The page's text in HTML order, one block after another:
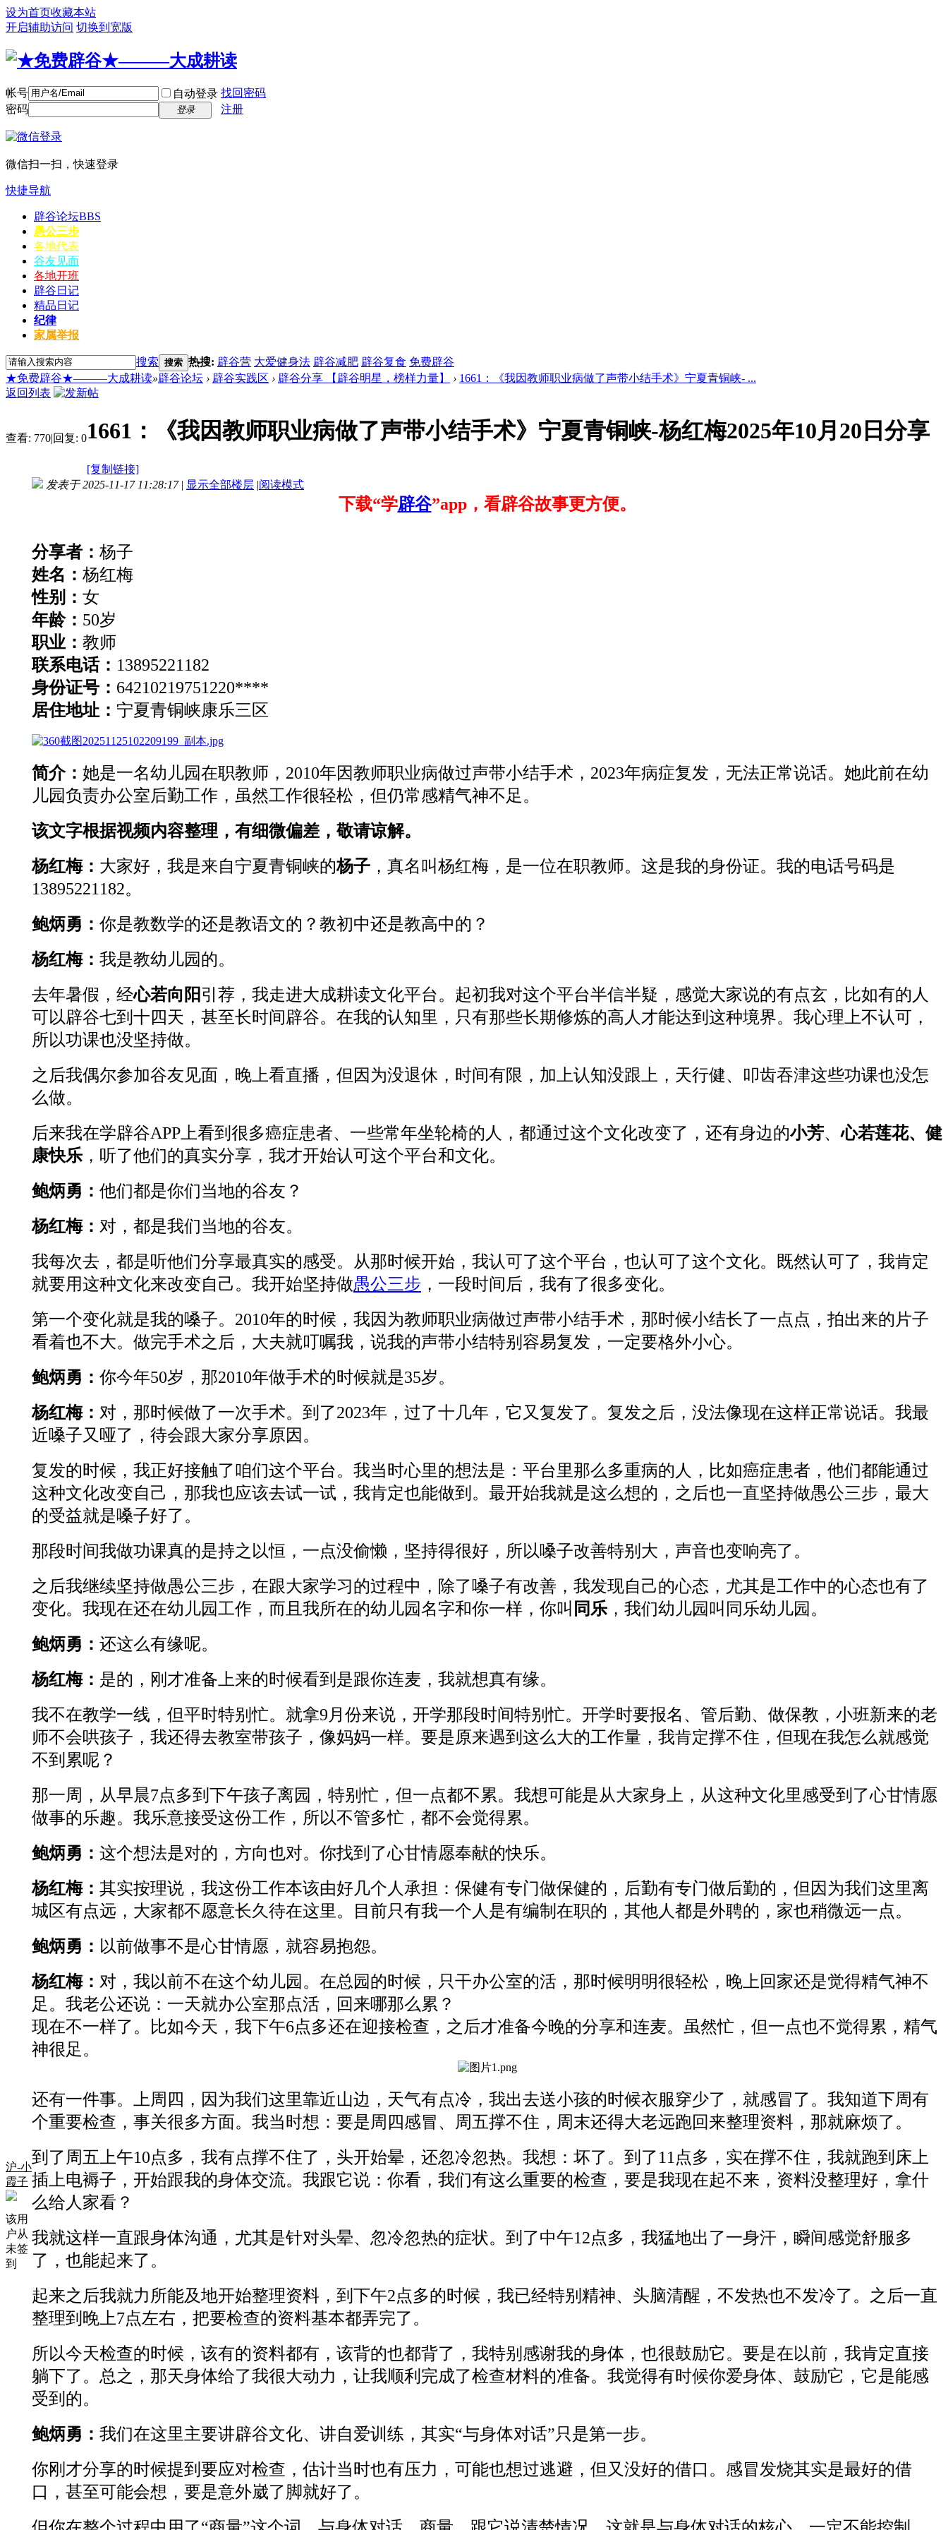
设为首页收藏本站
开启辅助访问 切换到宽版
帐号 自动登录 找回密码
密码
登录 注册
微信扫一扫，快速登录
快捷导航
辟谷论坛BBS
愚公三步
各地代表
谷友见面
各地开班
辟谷日记
精品日记
纪律
家属举报
搜索 搜索 热搜: 辟谷营 大爱健身法 辟谷减肥 辟谷复食 免费辟谷
★免费辟谷★———大成耕读»辟谷论坛 › 辟谷实践区 › 辟谷分享 【辟谷明星，榜样力量】 › 1661：《我因教师职业病做了声带小结手术》宁夏青铜峡- ...
返回列表
查看: 770|回复: 01661：《我因教师职业病做了声带小结手术》宁夏青铜峡-杨红梅2025年10月20日分享
[复制链接]
沪-小
霞子
该用
户从
未签
到
发表于 2025-11-17 11:28:17 | 显示全部楼层 |阅读模式
下载“学辟谷”app，看辟谷故事更方便。
分享者： 杨子
姓名： 杨红梅
性别： 女
年龄： 50岁
职业： 教师
联系电话： 13895221182
身份证号： 64210219751220****
居住地址： 宁夏青铜峡康乐三区
简介： 她是一名幼儿园在职教师，2010年因教师职业病做过声带小结手术，2023年病症复发，无法正常说话。她此前在幼
儿园负责办公室后勤工作，虽然工作很轻松，但仍常感精气神不足。
该文字根据视频内容整理，有细微偏差，敬请谅解。
杨红梅： 大家好，我是来自宁夏青铜峡的杨子 ，真名叫杨红梅，是一位在职教师。这是我的身份证。我的电话号码是
13895221182。
鲍炳勇： 你是教数学的还是教语文的？教初中还是教高中的？
杨红梅： 我是教幼儿园的。
去年暑假，经心若向阳 引荐，我走进大成耕读文化平台。起初我对这个平台半信半疑，感觉大家说的有点玄，比如有的人
可以辟谷七到十四天，甚至长时间辟谷。在我的认知里，只有那些长期修炼的高人才能达到这种境界。我心理上不认可，
所以功课也没坚持做。
之后我偶尔参加谷友见面，晚上看直播，但因为没退休，时间有限，加上认知没跟上，天行健、叩齿吞津这些功课也没怎
么做。
后来我在学辟谷APP上看到很多癌症患者、一些常年坐轮椅的人，都通过这个文化改变了，还有身边的小芳、心若莲花、健
康快乐 ，听了他们的真实分享，我才开始认可这个平台和文化。
鲍炳勇： 他们都是你们当地的谷友？
杨红梅： 对，都是我们当地的谷友。
我每次去，都是听他们分享最真实的感受。从那时候开始，我认可了这个平台，也认可了这个文化。既然认可了，我肯定
就要用这种文化来改变自己。我开始坚持做愚公三步 ，一段时间后，我有了很多变化。
第一个变化就是我的嗓子。2010年的时候，我因为教师职业病做过声带小结手术，那时候小结长了一点点，拍出来的片子
看着也不大。做完手术之后，大夫就叮嘱我，说我的声带小结特别容易复发，一定要格外小心。
鲍炳勇： 你今年50岁，那2010年做手术的时候就是35岁。
杨红梅： 对，那时候做了一次手术。到了2023年，过了十几年，它又复发了。复发之后，没法像现在这样正常说话。我最
近嗓子又哑了，待会跟大家分享原因。
复发的时候，我正好接触了咱们这个平台。我当时心里的想法是：平台里那么多重病的人，比如癌症患者，他们都能通过
这种文化改变自己，那我也应该去试一试，我肯定也能做到。最开始我就是这么想的，之后也一直坚持做愚公三步，最大
的受益就是嗓子好了。
那段时间我做功课真的是持之以恒，一点没偷懒，坚持得很好，所以嗓子改善特别大，声音也变响亮了。
之后我继续坚持做愚公三步，在跟大家学习的过程中，除了嗓子有改善，我发现自己的心态，尤其是工作中的心态也有了
变化。我现在还在幼儿园工作，而且我所在的幼儿园名字和你一样，你叫 同乐 ，我们幼儿园叫同乐幼儿园。
鲍炳勇： 还这么有缘呢。
杨红梅： 是的，刚才准备上来的时候看到是跟你连麦，我就想真有缘。
我不在教学一线，但平时特别忙。就拿9月份来说，开学那段时间特别忙。开学时要报名、管后勤、做保教，小班新来的老
师不会哄孩子，我还得去教室带孩子，像妈妈一样。要是原来遇到这么大的工作量，我肯定撑不住，但现在我怎么就感觉
不到累呢？
那一周，从早晨7点多到下午孩子离园，特别忙，但一点都不累。我想可能是从大家身上，从这种文化里感受到了心甘情愿
做事的乐趣。我乐意接受这份工作，所以不管多忙，都不会觉得累。
鲍炳勇： 这个想法是对的，方向也对。你找到了心甘情愿奉献的快乐。
杨红梅： 其实按理说，我这份工作本该由好几个人承担：保健有专门做保健的，后勤有专门做后勤的，但因为我们这里离
城区有点远，大家都不愿意长久待在这里。目前只有我一个人是有编制在职的，其他人都是外聘的，家也稍微远一点。
鲍炳勇： 以前做事不是心甘情愿，就容易抱怨。
杨红梅： 对，我以前不在这个幼儿园。在总园的时候，只干办公室的活，那时候明明很轻松，晚上回家还是觉得精气神不
足。我老公还说：一天就办公室那点活，回来哪那么累？
现在不一样了。比如今天，我下午6点多还在迎接检查，之后才准备今晚的分享和连麦。虽然忙，但一点也不觉得累，精气
神很足。
还有一件事。上周四，因为我们这里靠近山边，天气有点冷，我出去送小孩的时候衣服穿少了，就感冒了。我知道下周有
个重要检查，事关很多方面。我当时想：要是周四感冒、周五撑不住，周末还得大老远跑回来整理资料，那就麻烦了。
到了周五上午10点多，我有点撑不住了，头开始晕，还忽冷忽热。我想：坏了。到了11点多，实在撑不住，我就跑到床上
插上电褥子，开始跟我的身体交流。我跟它说：你看，我们有这么重要的检查，要是我现在起不来，资料没整理好，拿什
么给人家看？
我就这样一直跟身体沟通，尤其是针对头晕、忽冷忽热的症状。到了中午12点多，我猛地出了一身汗，瞬间感觉舒服多
了，也能起来了。
起来之后我就力所能及地开始整理资料，到下午2点多的时候，我已经特别精神、头脑清醒，不发热也不发冷了。之后一直
整理到晚上7点左右，把要检查的资料基本都弄完了。
所以今天检查的时候，该有的资料都有，该背的也都背了，我特别感谢我的身体，也很鼓励它。要是在以前，我肯定直接
躺下了。总之，那天身体给了我很大动力，让我顺利完成了检查材料的准备。我觉得有时候你爱身体、鼓励它，它是能感
受到的。
鲍炳勇： 我们在这里主要讲辟谷文化、讲自爱训练，其实“与身体对话”只是第一步。
你刚才分享的时候提到要应对检查，估计当时也有压力，可能也想过逃避，但又没好的借口。感冒发烧其实是最好的借
口，甚至可能会想，要是意外崴了脚就好了。